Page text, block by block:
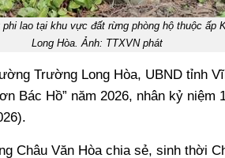
lao tại khu vực đất rừng phòng hộ thuộc ấp
Long Hòa. Ảnh: TTXVN phát
Trường Long Hòa, UBND tỉnh
Bác Hồ” năm 2026, nhân kỷ niệm
Châu Văn Hòa chia sẻ, sinh thời